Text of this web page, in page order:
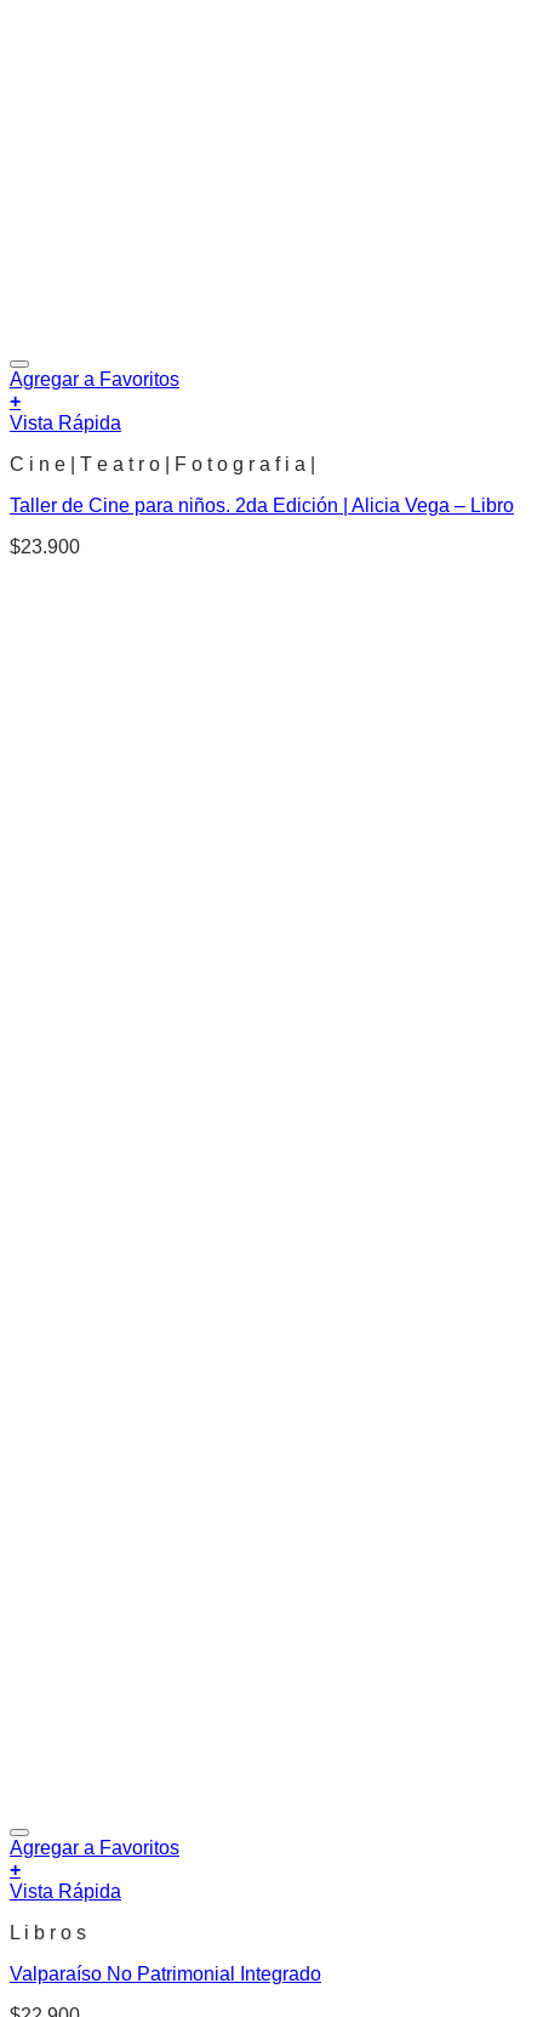
Agregar a Favoritos
+
Vista Rápida
C i n e | T e a t r o | F o t o g r a f i a |
Taller de Cine para niños. 2da Edición | Alicia Vega – Libro
$23.900
Agregar a Favoritos
+
Vista Rápida
L i b r o s
Valparaíso No Patrimonial Integrado